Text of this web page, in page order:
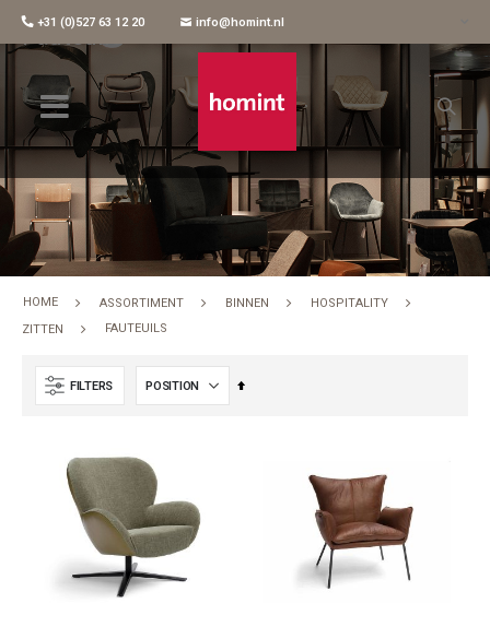
+31 (0)527 63 12 20 info@homint.nl
Fauteuils
HOME ASSORTIMENT BINNEN
HOSPITALITY
ZITTEN
FAUTEUILS
FILTERS
Set